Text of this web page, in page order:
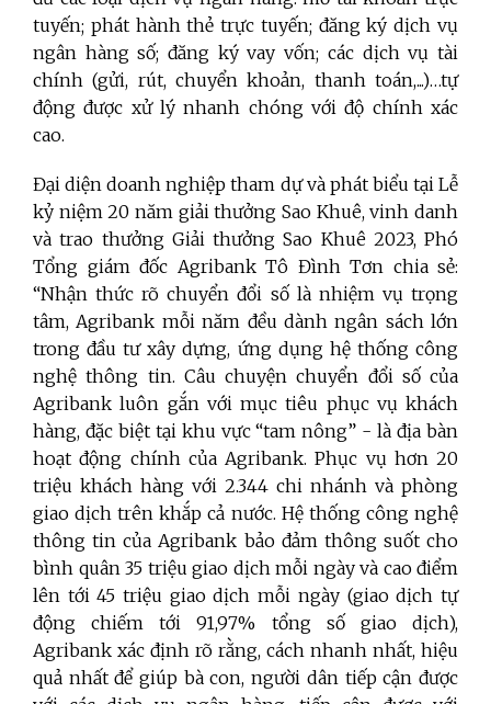
tuyến; phát hành thẻ trực tuyến; đăng ký dịch vụ
ngân hàng số; đăng ký vay vốn; các dịch vụ tài
chính (gửi, rút, chuyển khoản, thanh toán,...)…tự
động được xử lý nhanh chóng với độ chính xác
cao.
Đại diện doanh nghiệp tham dự và phát biểu tại Lễ
kỷ niệm 20 năm giải thưởng Sao Khuê, vinh danh
và trao thưởng Giải thưởng Sao Khuê 2023, Phó
Tổng giám đốc Agribank Tô Đình Tơn chia sẻ:
“Nhận thức rõ chuyển đổi số là nhiệm vụ trọng
tâm, Agribank mỗi năm đều dành ngân sách lớn
trong đầu tư xây dựng, ứng dụng hệ thống công
nghệ thông tin. Câu chuyện chuyển đổi số của
Agribank luôn gắn với mục tiêu phục vụ khách
hàng, đặc biệt tại khu vực “tam nông” - là địa bàn
hoạt động chính của Agribank. Phục vụ hơn 20
triệu khách hàng với 2.344 chi nhánh và phòng
giao dịch trên khắp cả nước. Hệ thống công nghệ
thông tin của Agribank bảo đảm thông suốt cho
bình quân 35 triệu giao dịch mỗi ngày và cao điểm
lên tới 45 triệu giao dịch mỗi ngày (giao dịch tự
động chiếm tới 91,97% tổng số giao dịch),
Agribank xác định rõ rằng, cách nhanh nhất, hiệu
quả nhất để giúp bà con, người dân tiếp cận được